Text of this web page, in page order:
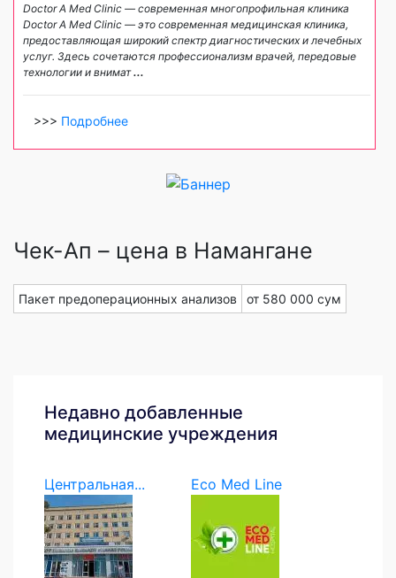
Doctor A Med Clinic — современная многопрофильная клиника
Doctor A Med Clinic — это современная медицинская клиника,
предоставляющая широкий спектр диагностических и лечебных
услуг. Здесь сочетаются профессионализм врачей, передовые
технологии и внимат...
>>> Подробнее
Чек-Ап – цена в Намангане
Пакет предоперационных анализов от 580 000 сум
Недавно добавленные
медицинские учреждения
Центральная... Eco Med Line